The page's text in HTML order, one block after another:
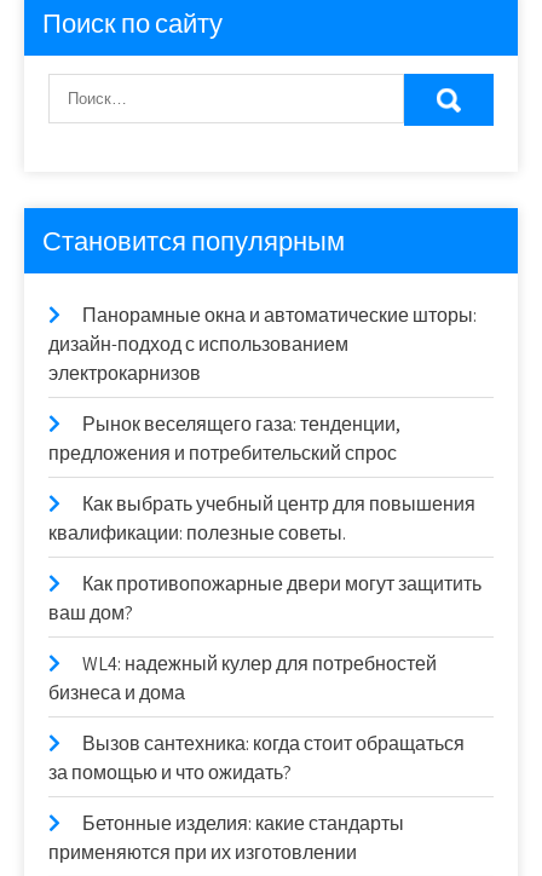
Поиск по сайту
Становится популярным
Панорамные окна и автоматические шторы:
дизайн-подход с использованием
электрокарнизов
Рынок веселящего газа: тенденции,
предложения и потребительский спрос
Как выбрать учебный центр для повышения
квалификации: полезные советы.
Как противопожарные двери могут защитить
ваш дом?
WL4: надежный кулер для потребностей
бизнеса и дома
Вызов сантехника: когда стоит обращаться
за помощью и что ожидать?
Бетонные изделия: какие стандарты
применяются при их изготовлении